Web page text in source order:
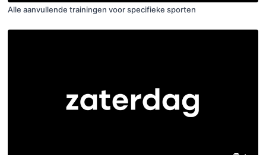
Alle aanvullende trainingen voor specifieke sporten